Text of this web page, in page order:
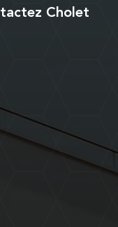
Cholet